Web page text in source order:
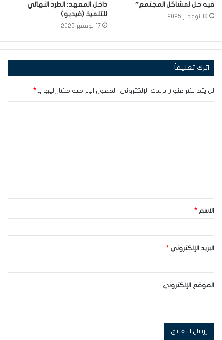
فيه حل لمشاكل المجتمع”
18 نوفمبر 2025
داخل المعهد: الطرد النهائي
للتلميذ (فيديو)
17 نوفمبر 2025
اترك تعليقاً
لن يتم نشر عنوان بريدك الإلكتروني. الحقول الإلزامية مشار إليها بـ *
ق
*الاسم *
البريد الإلكتروني *
الموقع الإلكتروني